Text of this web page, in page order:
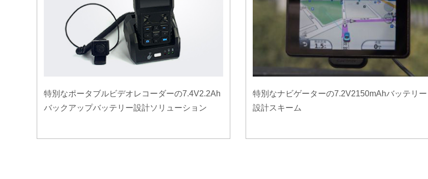
特別なポータブルビデオレコーダーの7.4V2.2Ah
バックアップバッテリー設計ソリューション
特別なナビゲーターの7.2V2150mAhバッテリー
設計スキーム